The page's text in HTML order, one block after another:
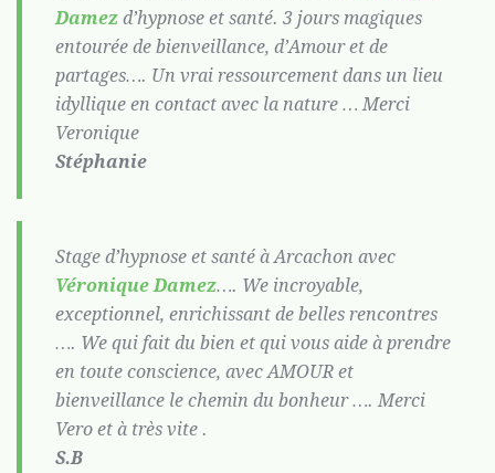
Damez d’hypnose et santé. 3 jours magiques
entourée de bienveillance, d’Amour et de
partages…. Un vrai ressourcement dans un lieu
idyllique en contact avec la nature … Merci
Veronique
Stéphanie
Stage d’hypnose et santé à Arcachon avec
Véronique Damez…. We incroyable,
exceptionnel, enrichissant de belles rencontres
…. We qui fait du bien et qui vous aide à prendre
en toute conscience, avec AMOUR et
bienveillance le chemin du bonheur …. Merci
Vero et à très vite .
S.B